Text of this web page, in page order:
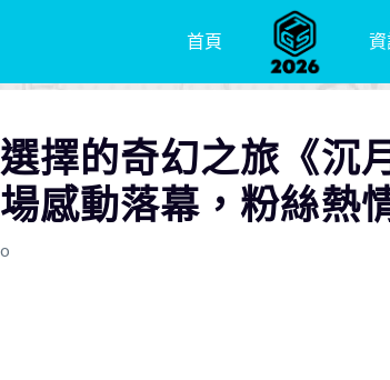
首頁
擇的奇幻之旅《沉
感動落幕，粉絲熱